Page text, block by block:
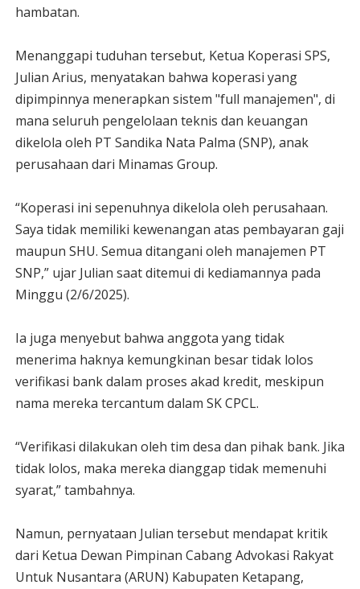
hambatan.
Menanggapi tuduhan tersebut, Ketua Koperasi SPS,
Julian Arius, menyatakan bahwa koperasi yang
dipimpinnya menerapkan sistem "full manajemen", di
mana seluruh pengelolaan teknis dan keuangan
dikelola oleh PT Sandika Nata Palma (SNP), anak
perusahaan dari Minamas Group.
“Koperasi ini sepenuhnya dikelola oleh perusahaan.
Saya tidak memiliki kewenangan atas pembayaran gaji
maupun SHU. Semua ditangani oleh manajemen PT
SNP,” ujar Julian saat ditemui di kediamannya pada
Minggu (2/6/2025).
Ia juga menyebut bahwa anggota yang tidak
menerima haknya kemungkinan besar tidak lolos
verifikasi bank dalam proses akad kredit, meskipun
nama mereka tercantum dalam SK CPCL.
“Verifikasi dilakukan oleh tim desa dan pihak bank. Jika
tidak lolos, maka mereka dianggap tidak memenuhi
syarat,” tambahnya.
Namun, pernyataan Julian tersebut mendapat kritik
dari Ketua Dewan Pimpinan Cabang Advokasi Rakyat
Untuk Nusantara (ARUN) Kabupaten Ketapang,